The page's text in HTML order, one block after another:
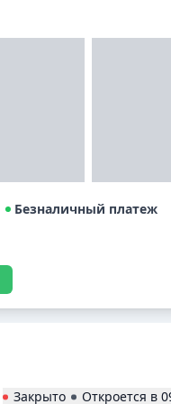
Безналичный платеж
Закрыто Откроется в